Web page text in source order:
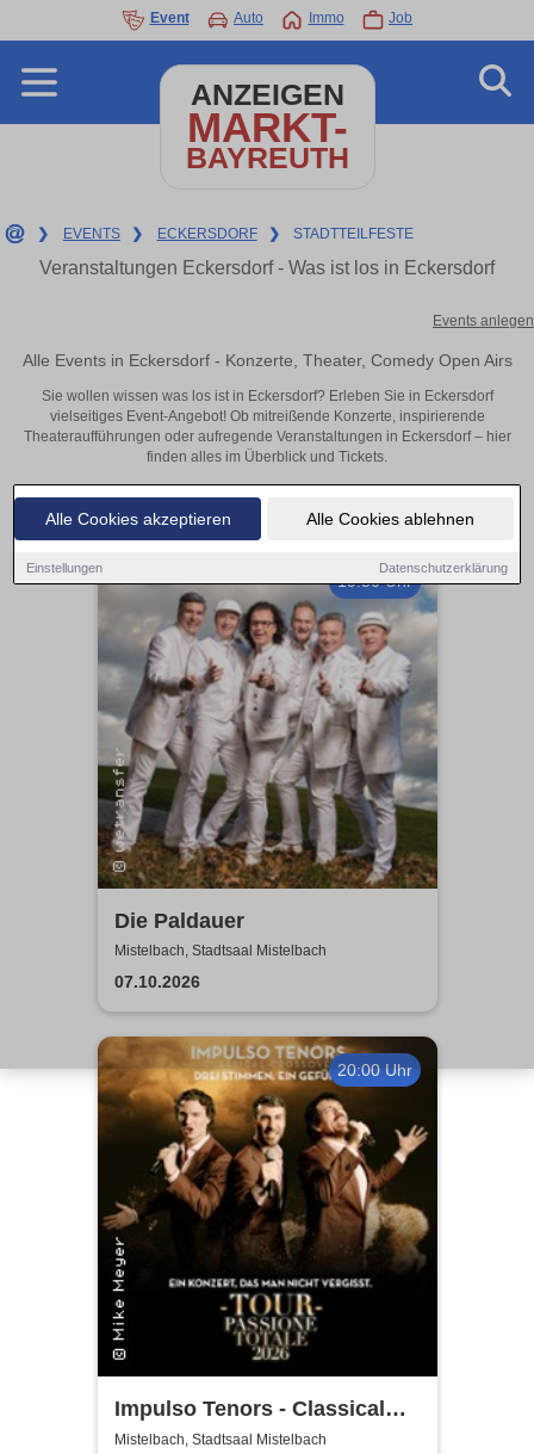
Alle Cookies akzeptieren Alle Cookies ablehnen
Einstellungen Datenschutzerklärung
Event Auto Immo Job
ANZEIGEN
MARKT-
BAYREUTH
❯ EVENTS ❯ ECKERSDORF ❯ STADTTEILFESTE
Veranstaltungen Eckersdorf - Was ist los in Eckersdorf
Events anlegen
Alle Events in Eckersdorf - Konzerte, Theater, Comedy Open Airs
Sie wollen wissen was los ist in Eckersdorf? Erleben Sie in Eckersdorf
vielseitiges Event-Angebot! Ob mitreißende Konzerte, inspirierende
Theateraufführungen oder aufregende Veranstaltungen in Eckersdorf – hier
finden alles im Überblick und Tickets.
19:30 Uhr
Die Paldauer
Mistelbach, Stadtsaal Mistelbach
07.10.2026
20:00 Uhr
Impulso Tenors - Classical
Crossover
Mistelbach, Stadtsaal Mistelbach